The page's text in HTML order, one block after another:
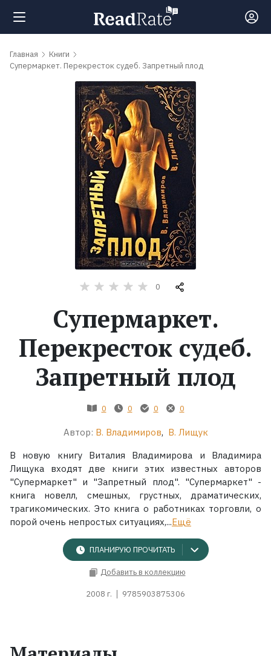
Поиск
обсуждаемые
Экранизации
Главная
Книги
Супермаркет. Перекресток судеб. Запретный плод
0
Супермаркет.
Перекресток судеб.
Запретный плод
0 0 0 0
Автор: В. Владимиров, В. Лищук
В новую книгу Виталия Владимирова и Владимира
Лищука входят две книги этих известных авторов
"Супермаркет" и "Запретный плод". "Супермаркет" -
книга новелл, смешных, грустных, драматических,
трагикомических. Это книга о работниках торговли, о
порой очень непростых ситуациях,...Ещё
ПЛАНИРУЮ ПРОЧИТАТЬ
Добавить в коллекцию
2008 г. 9785903875306